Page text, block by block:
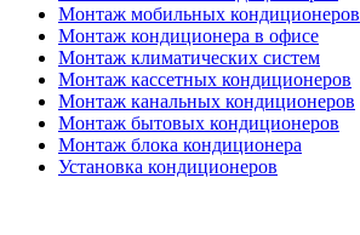
Монтаж мобильных кондиционеров
Монтаж кондиционера в офисе
Монтаж климатических систем
Монтаж кассетных кондиционеров
Монтаж канальных кондиционеров
Монтаж бытовых кондиционеров
Монтаж блока кондиционера
Установка кондиционеров